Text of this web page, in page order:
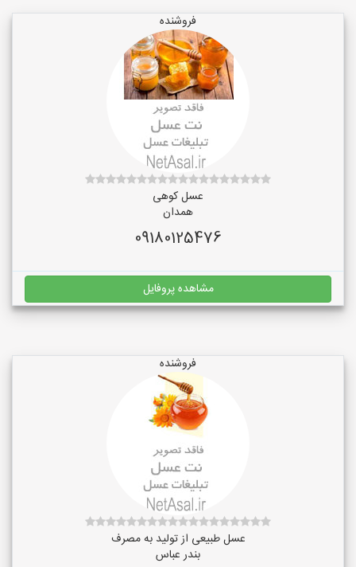
فروشنده
عسل کوهی
همدان
09180125476
مشاهده پروفایل
فروشنده
عسل طبیعی از تولید به مصرف
بندر عباس